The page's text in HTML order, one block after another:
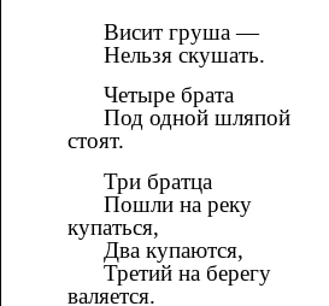
Висит груша —
Нельзя скушать.
Четыре брата
Под одной шляпой
стоят.
Три братца
Пошли на реку
купаться,
Два купаются,
Третий на берегу
валяется.